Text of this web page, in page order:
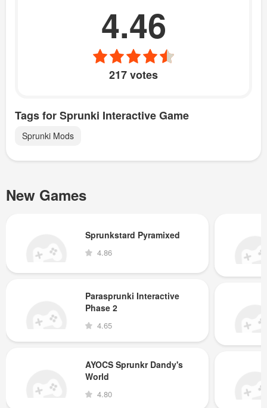
4.46
217 votes
Tags for Sprunki Interactive Game
Sprunki Mods
New Games
Sprunkstard Pyramixed
4.86
Parasprunki Interactive
Phase 2
4.65
AYOCS Sprunkr Dandy's
World
4.80